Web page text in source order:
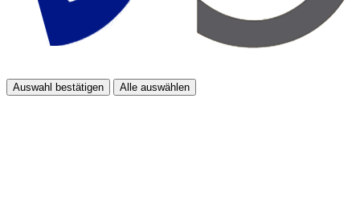
Auswahl bestätigen Alle auswählen